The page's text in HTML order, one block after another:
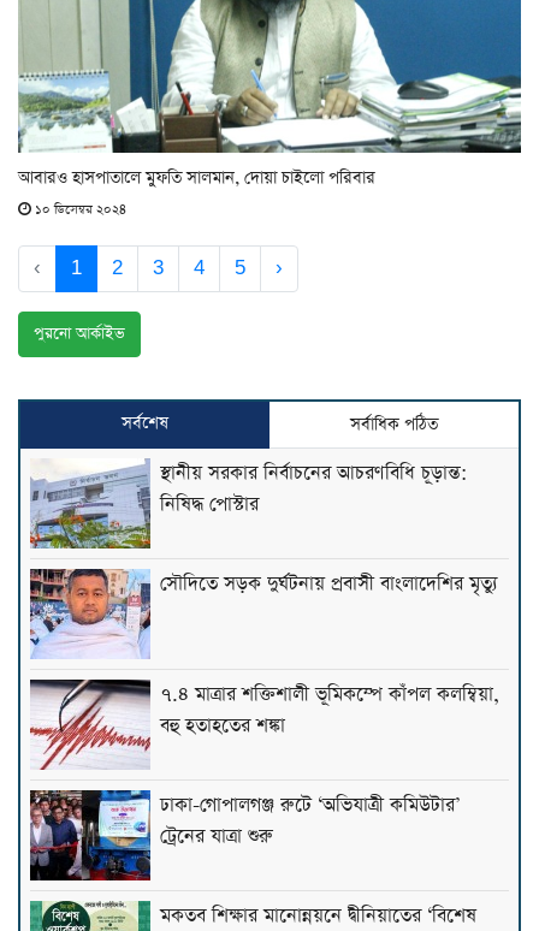
আবারও হাসপাতালে মুফতি সালমান, দোয়া চাইলো পরিবার
১০ ডিসেম্বর ২০২৪
‹ 1 2 3 4 5 ›
পুরনো আর্কাইভ
সর্বশেষ সর্বাধিক পঠিত
স্থানীয় সরকার নির্বাচনের আচরণবিধি চূড়ান্ত:
নিষিদ্ধ পোস্টার
সৌদিতে সড়ক দুর্ঘটনায় প্রবাসী বাংলাদেশির মৃত্যু
৭.৪ মাত্রার শক্তিশালী ভূমিকম্পে কাঁপল কলম্বিয়া,
বহু হতাহতের শঙ্কা
ঢাকা-গোপালগঞ্জ রুটে ‘অভিযাত্রী কমিউটার’
ট্রেনের যাত্রা শুরু
মকতব শিক্ষার মানোন্নয়নে দ্বীনিয়াতের ‘বিশেষ